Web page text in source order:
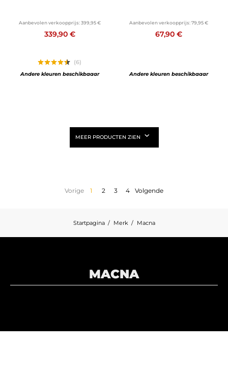
Aanbevolen verkoopprijs: 399,95 €
339,90 €
(6)
Andere kleuren beschikbaaar
Aanbevolen verkoopprijs: 79,95 €
67,90 €
Andere kleuren beschikbaaar
MEER PRODUCTEN ZIEN
Vorige 1 2 3 4 Volgende
Startpagina Merk Macna
MACNA